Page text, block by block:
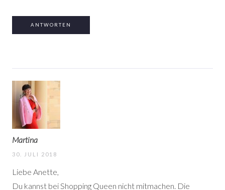
ANTWORTEN
Martina
30. JULI 2018
Liebe Anette,
Du kannst bei Shopping Queen nicht mitmachen. Die